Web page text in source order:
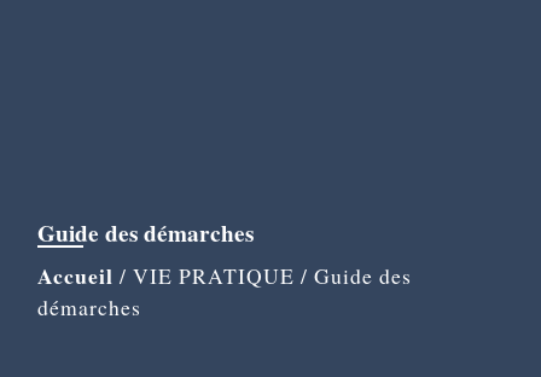
Guide des démarches
Accueil / VIE PRATIQUE / Guide des
démarches